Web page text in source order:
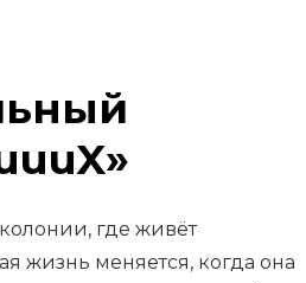
где живёт
жизнь меняется, когда она